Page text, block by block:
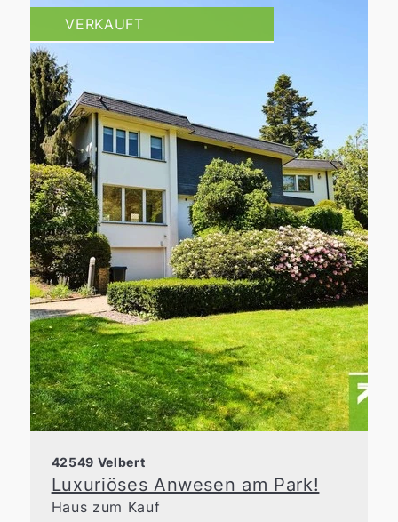
VERKAUFT
42549 Velbert
Luxuriöses Anwesen am Park!
Haus zum Kauf